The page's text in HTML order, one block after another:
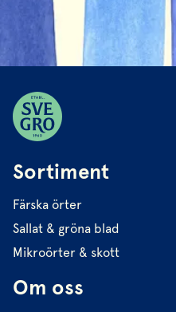
Sortiment
Färska örter
Sallat & gröna blad
Mikroörter & skott
Om oss